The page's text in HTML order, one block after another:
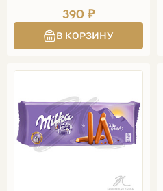
390 ₽